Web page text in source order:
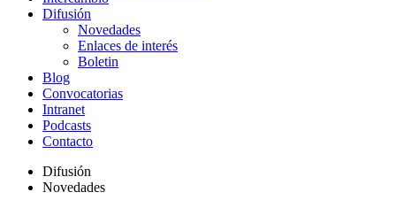
Difusión
Novedades
Enlaces de interés
Boletin
Blog
Convocatorias
Intranet
Podcasts
Contacto
Difusión
Novedades